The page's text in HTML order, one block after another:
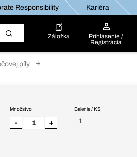
Responsibility Kariéra
Záložka
Prihlásenie /
Registrácia
píly
Balenie / KS
1
Množstvo
- +